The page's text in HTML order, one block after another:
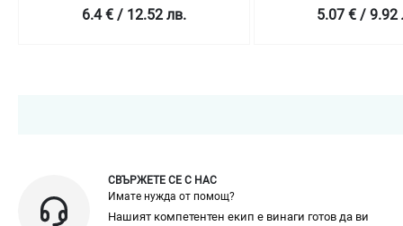
6.4 € / 12.52 лв.
cable
5.07 € / 9.92
СВЪРЖЕТЕ СЕ С НАС
Имате нужда от помощ?
Нашият компетентен екип е винаги готов да ви